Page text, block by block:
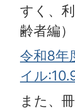
すく、
齢者編
令和8年
イル
また、